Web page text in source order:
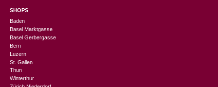
SHOPS
Baden
Basel Marktgasse
Basel Gerbergasse
Bern
Luzern
St. Gallen
Thun
Winterthur